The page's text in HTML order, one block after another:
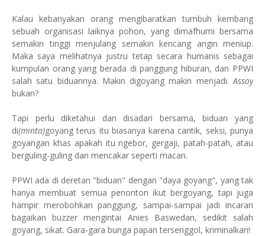
Kalau kebanyakan orang mengibaratkan tumbuh kembang
sebuah organisasi laiknya pohon, yang dimafhumi bersama
semakin tinggi menjulang semakin kencang angin meniup.
Maka saya melihatnya justru tetap secara humanis sebagai
kumpulan orang yang berada di panggung hiburan, dan PPWI
salah satu biduannya. Makin digoyang makin menjadi.Assoy
bukan?
Tapi perlu diketahui dan disadari bersama, biduan yang
di(minta)goyang terus itu biasanya karena cantik, seksi, punya
goyangan khas apakah itu ngebor, gergaji, patah-patah, atau
berguling-guling dan mencakar seperti macan.
PPWI ada di deretan "biduan" dengan "daya goyang", yang tak
hanya membuat semua penonton ikut bergoyang, tapi juga
hampir merobohkan panggung, sampai-sampai jadi incaran
bagaikan buzzer mengintai Anies Baswedan, sedikit salah
goyang, sikat. Gara-gara bunga papan tersenggol, kriminalkan!